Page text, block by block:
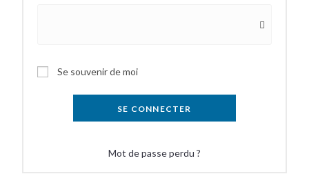
Se souvenir de moi
SE CONNECTER
Mot de passe perdu ?